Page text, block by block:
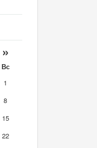
»
Вс
1
8
15
22